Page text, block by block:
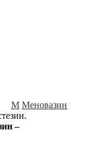
М Меновазин
–